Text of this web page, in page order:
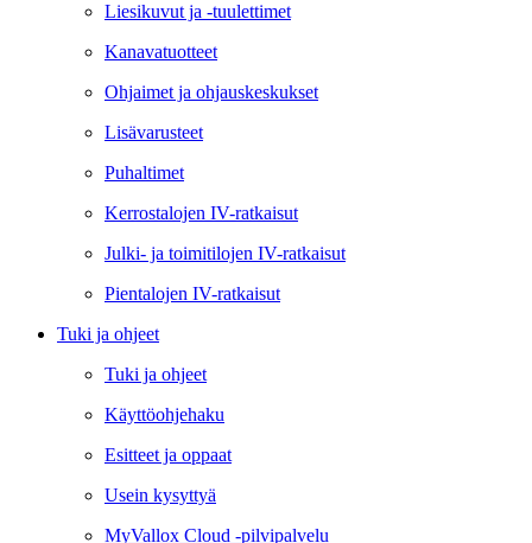
Liesikuvut ja -tuulettimet
Kanavatuotteet
Ohjaimet ja ohjauskeskukset
Lisävarusteet
Puhaltimet
Kerrostalojen IV-ratkaisut
Julki- ja toimitilojen IV-ratkaisut
Pientalojen IV-ratkaisut
Tuki ja ohjeet
Tuki ja ohjeet
Käyttöohjehaku
Esitteet ja oppaat
Usein kysyttyä
MyVallox Cloud -pilvipalvelu